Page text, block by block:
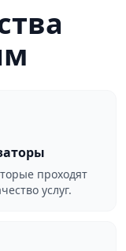
проходят
услуг.